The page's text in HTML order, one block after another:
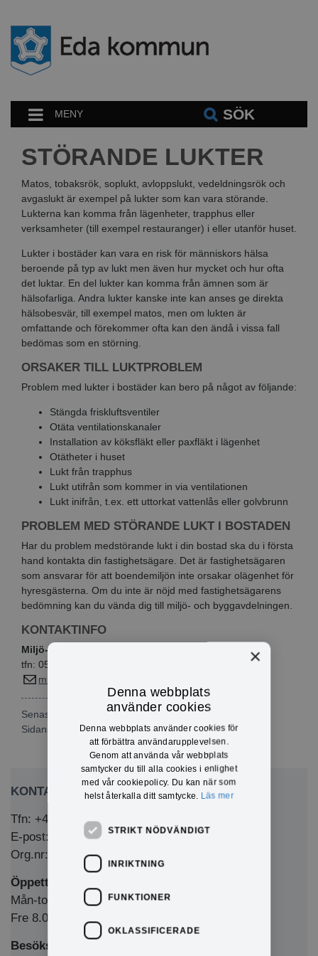
MENY SÖK
STÖRANDE LUKTER
Matos, tobaksrök, soplukt, avloppslukt, vedeldningsrök och
avgaslukt är exempel på lukter som kan vara störande.
Lukterna kan komma från lägenheter, trapphus eller
verksamheter (till exempel restauranger) i eller utanför huset.
Lukter i bostäder kan vara en risk för människors hälsa
beroende på typ av lukt men även hur mycket och hur ofta
det luktar. En del lukter kan komma från ämnen som är
hälsofarliga. Andra lukter kanske inte kan anses ge direkta
hälsobesvär, till exempel matos, men om lukten är
omfattande och förekommer ofta kan den ändå i vissa fall
bedömas som en störning.
ORSAKER TILL LUKTPROBLEM
Problem med lukter i bostäder kan bero på något av följande:
Stängda friskluftsventiler
Otäta ventilationskanaler
Installation av köksfläkt eller paxfläkt i lägenhet
Otätheter i huset
Lukt från trapphus
Lukt utifrån som kommer in via ventilationen
Lukt inifrån, t.ex. ett uttorkat vattenlås eller golvbrunn
PROBLEM MED STÖRANDE LUKT I BOSTADEN
Har du problem medstörande lukt i din bostad ska du i första
hand kontakta din fastighetsägare. Det är fastighetsägaren
som ansvarar för att boendemiljön inte orsakar olägenhet för
hyresgästerna. Om du inte är nöjd med fastighetsägarens
bedömning kan du vända dig till miljö- och byggavdelningen.
KONTAKTINFO
Miljö- och byggavdelningen
tfn: 0571-180 720
miljo@eda.se
Senast publicerad: 2024-01-16
Sidansvarig: Maja Halling
KONTAKTA OSS
Tfn: +46 (0)571-281 00
E-post: kommun@eda.se
Org.nr: 212000-1769
Öppettider Medborgarkontor/växel
Mån-tors 8.00-12.00 & 13.00-16.00
Fre 8.00-12.00 & 13.00-15.00
Besöksadress
×
Denna webbplats
använder cookies
Denna webbplats använder cookies för
att förbättra användarupplevelsen.
Genom att använda vår webbplats
samtycker du till alla cookies i enlighet
med vår cookiepolicy. Du kan när som
helst återkalla ditt samtycke. Läs mer
STRIKT NÖDVÄNDIGT
INRIKTNING
FUNKTIONER
OKLASSIFICERADE